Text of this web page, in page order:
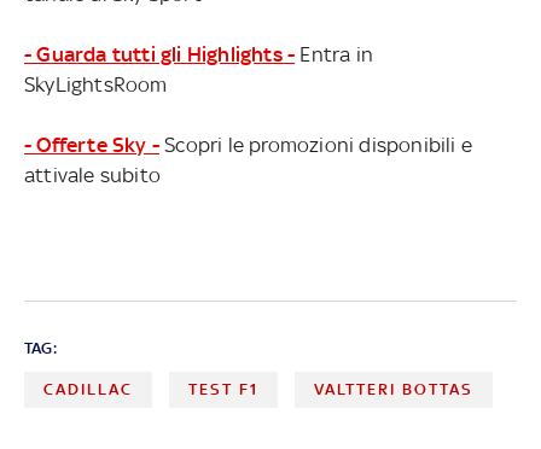
- Guarda tutti gli Highlights - Entra in
SkyLightsRoom
- Offerte Sky - Scopri le promozioni disponibili e
attivale subito
TAG:
CADILLAC TEST F1 VALTTERI BOTTAS